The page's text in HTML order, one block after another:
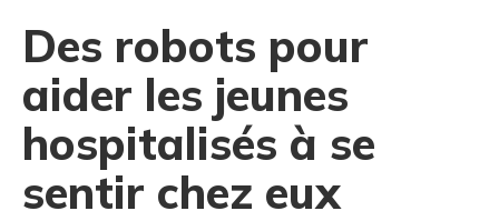
Des robots pour
aider les jeunes
hospitalisés à se
sentir chez eux